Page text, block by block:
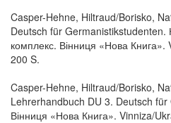
Casper-Hehne, Hiltraud/Borisko,
Deutsch für Germanistikstudenten.
комплекс. Вінниця «Нова
200 S.
Casper-Hehne, Hiltraud/Borisko,
Lehrerhandbuch DU 3. Deutsch
Вінниця «Нова Книга». Vinniza/